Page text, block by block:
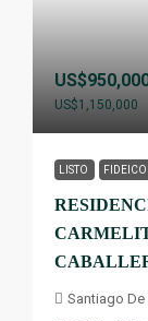
US$1,150,000
LISTO
Santiago